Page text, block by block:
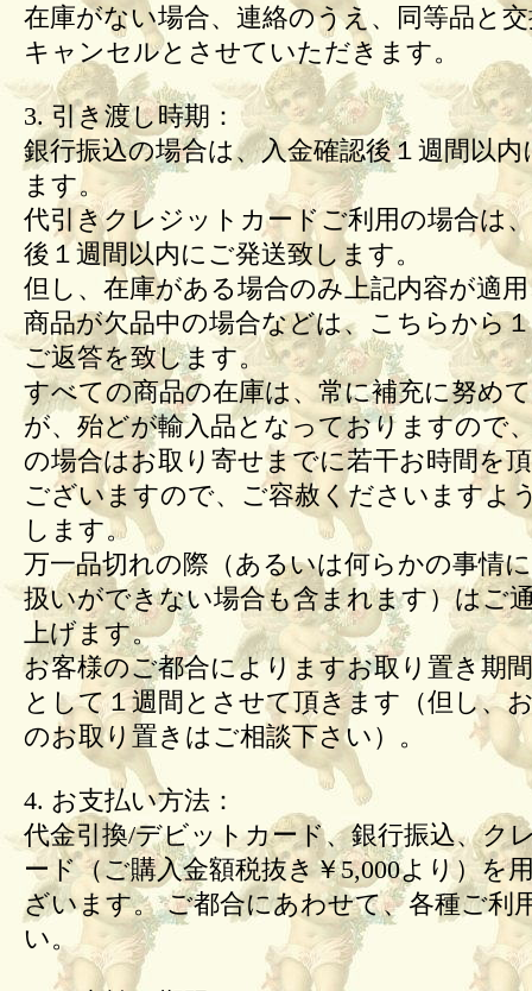
在庫がない場合、連絡のうえ、同等品と
キャンセルとさせていただきます。
3. 引き渡し時期：
銀行振込の場合は、入金確認後１週間以内
ます。
代引きクレジットカードご利用の場合は
後１週間以内にご発送致します。
但し、在庫がある場合のみ上記内容が適
商品が欠品中の場合などは、こちらから
ご返答を致します。
すべての商品の在庫は、常に補充に努め
が、殆どが輸入品となっておりますので
の場合はお取り寄せまでに若干お時間を
ございますので、ご容赦くださいますよ
します。
万一品切れの際（あるいは何らかの事情
扱いができない場合も含まれます）はご
上げます。
お客様のご都合によりますお取り置き期
として１週間とさせて頂きます（但し、
のお取り置きはご相談下さい）。
4. お支払い方法：
代金引換/デビットカード、銀行振込、ク
ード（ご購入金額税抜き￥5,000より）を
ざいます。 ご都合にあわせて、各種ご利
い。